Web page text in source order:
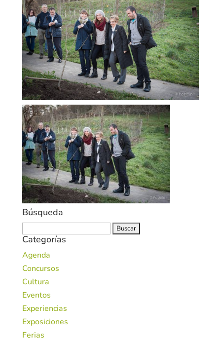
Búsqueda
Categorías
Agenda
Concursos
Cultura
Eventos
Experiencias
Exposiciones
Ferias